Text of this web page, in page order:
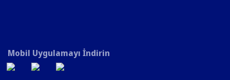
Mobil Uygulamayı İndirin